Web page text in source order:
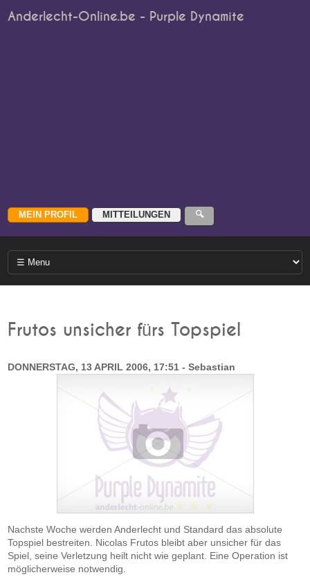
Anderlecht-Online.be - Purple Dynamite
Frutos unsicher fürs Topspiel
DONNERSTAG, 13 APRIL 2006, 17:51 - Sebastian
Nachste Woche werden Anderlecht und Standard das absolute
Topspiel bestreiten. Nicolas Frutos bleibt aber unsicher für das
Spiel, seine Verletzung heilt nicht wie geplant. Eine Operation ist
möglicherweise notwendig.